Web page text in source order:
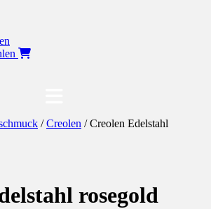
/Creolen / Creolen Edelstahl
rosegold